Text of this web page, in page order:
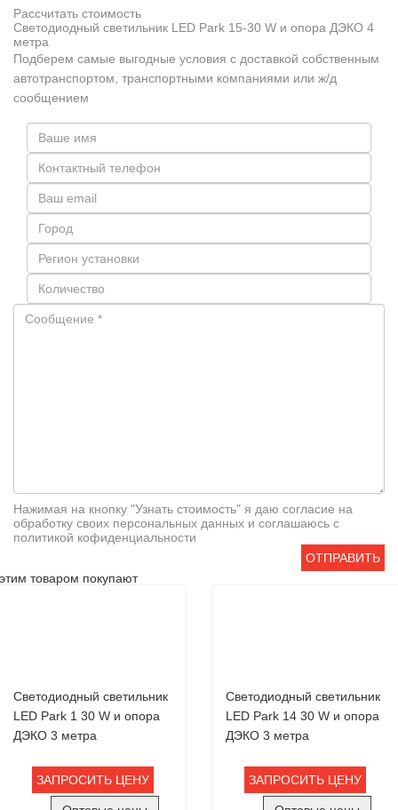
Рассчитать стоимость
Светодиодный светильник LED Park 15-30 W и опора ДЭКО 4
метра
Подберем самые выгодные условия с доставкой собственным
автотранспортом, транспортными компаниями или ж/д
сообщением
Нажимая на кнопку "Узнать стоимость" я даю согласие на
обработку своих персональных данных и соглашаюсь с
политикой кофиденциальности
ОТПРАВИТЬ
товаром покупают
Светодиодный светильник
LED Park 1 30 W и опора
ДЭКО 3 метра
ЗАПРОСИТЬ ЦЕНУ
Светодиодный светильник
LED Park 14 30 W и опора
ДЭКО 3 метра
ЗАПРОСИТЬ ЦЕНУ